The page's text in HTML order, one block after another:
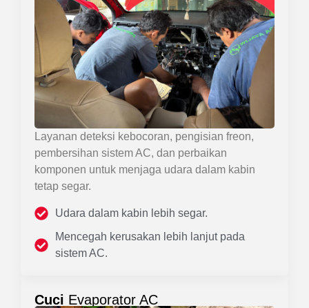
Layanan deteksi kebocoran, pengisian freon,
pembersihan sistem AC, dan perbaikan
komponen untuk menjaga udara dalam kabin
tetap segar.
Udara dalam kabin lebih segar.
Mencegah kerusakan lebih lanjut pada
sistem AC.
Cuci Evaporator AC